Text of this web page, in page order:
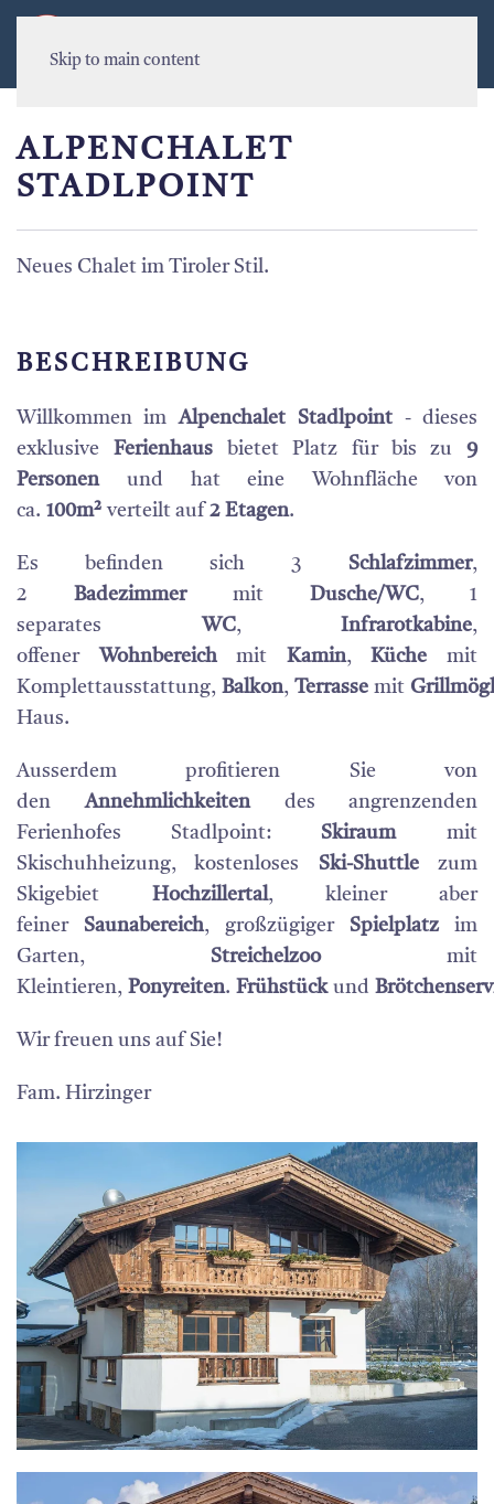
Skip to main content
ALPENCHALET
STADLPOINT
Neues Chalet im Tiroler Stil.
BESCHREIBUNG
Willkommen imAlpenchalet Stadlpoint- dieses
exklusiveFerienhaus bietet Platz für bis zu9
Personenund hat eine Wohnfläche von
ca. 100m² verteilt auf2 Etagen.
Es befinden sich 3 Schlafzimmer,
2 Badezimmer mit Dusche/WC, 1
separates WC, Infrarotkabine,
offener Wohnbereichmit Kamin,Küchemit
Komplettausstattung, Balkon, Terrasse mit
Haus.
Ausserdem profitieren Sie von
denAnnehmlichkeiten des angrenzenden
Ferienhofes Stadlpoint: Skiraummit
Skischuhheizung, kostenloses Ski-Shuttlezum
Skigebiet Hochzillertal, kleiner aber
feiner Saunabereich, großzügiger Spielplatz im
Garten, Streichelzoo mit
Kleintieren, Ponyreiten. Frühstück und
Wir freuen uns auf Sie!
Fam. Hirzinger